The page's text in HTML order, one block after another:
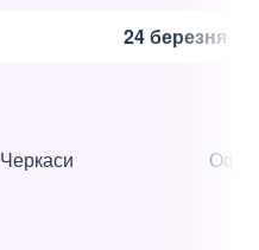
24 березня
Черкаси